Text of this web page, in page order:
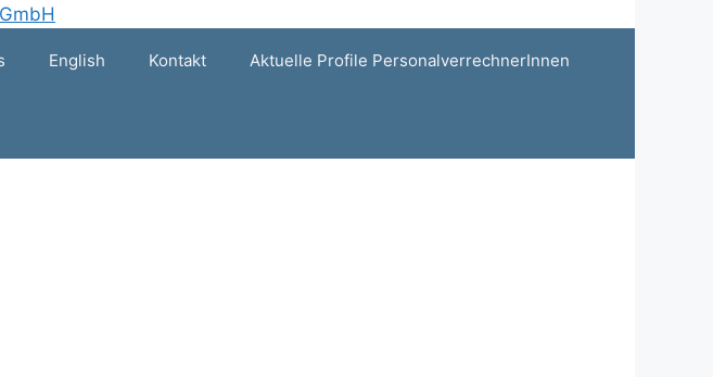
English Kontakt Aktuelle Profile PersonalverrechnerInnen